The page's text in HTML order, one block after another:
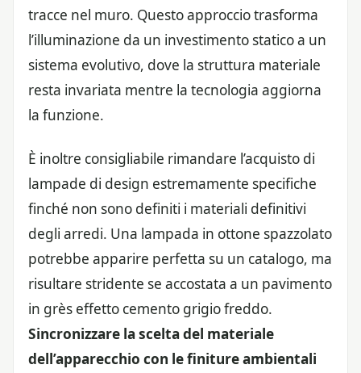
tracce nel muro. Questo approccio trasforma
l’illuminazione da un investimento statico a un
sistema evolutivo, dove la struttura materiale
resta invariata mentre la tecnologia aggiorna
la funzione.
È inoltre consigliabile rimandare l’acquisto di
lampade di design estremamente specifiche
finché non sono definiti i materiali definitivi
degli arredi. Una lampada in ottone spazzolato
potrebbe apparire perfetta su un catalogo, ma
risultare stridente se accostata a un pavimento
in grès effetto cemento grigio freddo.
Sincronizzare la scelta del materiale
dell’apparecchio con le finiture ambientali